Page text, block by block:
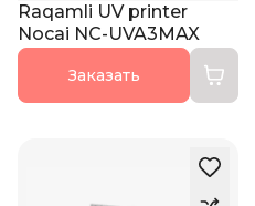
Raqamli UV printer
Nocai NC-UVA3MAX
Заказать